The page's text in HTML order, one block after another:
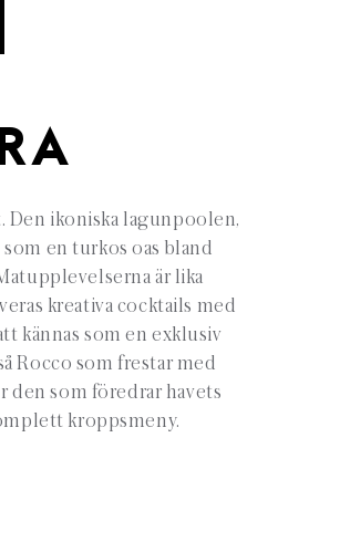
Den ikoniska lagunpoolen,
en turkos oas bland
är lika
kreativa cocktails med
kännas som en exklusiv
Rocco som frestar med
den som föredrar havets
kroppsmeny.